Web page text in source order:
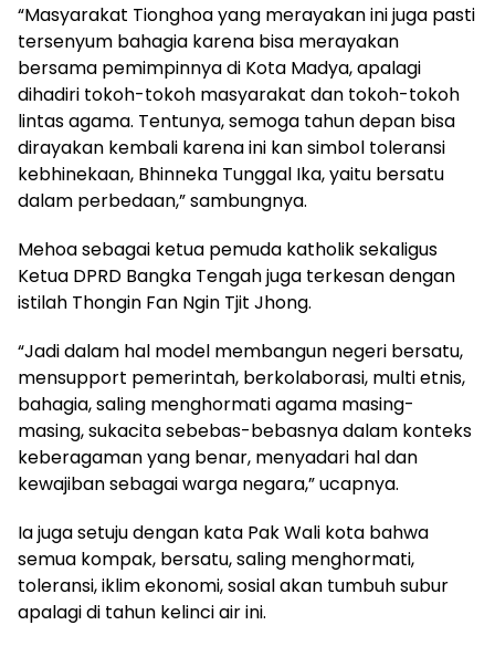
“Masyarakat Tionghoa yang merayakan ini juga pasti
tersenyum bahagia karena bisa merayakan
bersama pemimpinnya di Kota Madya, apalagi
dihadiri tokoh-tokoh masyarakat dan tokoh-tokoh
lintas agama. Tentunya, semoga tahun depan bisa
dirayakan kembali karena ini kan simbol toleransi
kebhinekaan, Bhinneka Tunggal Ika, yaitu bersatu
dalam perbedaan,” sambungnya.
Mehoa sebagai ketua pemuda katholik sekaligus
Ketua DPRD Bangka Tengah juga terkesan dengan
istilah Thongin Fan Ngin Tjit Jhong.
“Jadi dalam hal model membangun negeri bersatu,
mensupport pemerintah, berkolaborasi, multi etnis,
bahagia, saling menghormati agama masing-
masing, sukacita sebebas-bebasnya dalam konteks
keberagaman yang benar, menyadari hal dan
kewajiban sebagai warga negara,” ucapnya.
Ia juga setuju dengan kata Pak Wali kota bahwa
semua kompak, bersatu, saling menghormati,
toleransi, iklim ekonomi, sosial akan tumbuh subur
apalagi di tahun kelinci air ini.